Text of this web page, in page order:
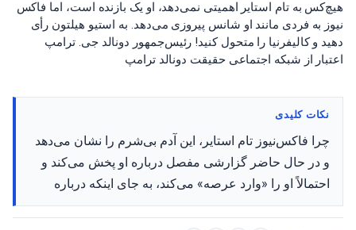
هیچ‌کس به تام استایر اهمیتی نمی‌دهد، او یک بازنده است، اما فاکس
نیوز به فردی مانند او شانس پیروزی می‌دهد. به استیو هیلتون رأی
دهید و کالیفرنیا را متحول کنید! رئیس‌جمهور دونالد جی. ترامپ
اعتبار از شبکه اجتماعی حقیقت دونالد ترامپ
نکات کلیدی
چرا فاکس‌نیوز تام استایر، این آدم بی‌شرم را نشان می‌دهد
و در حال حاضر گزارشی مفصل درباره او پخش می‌کند و
احتمالاً او را «وارد عرصه» می‌کند، به جای اینکه درباره